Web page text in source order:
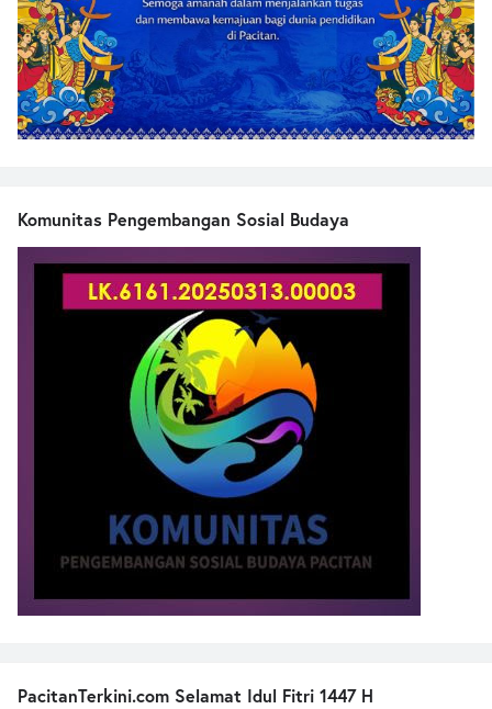
Komunitas Pengembangan Sosial Budaya
PacitanTerkini.com Selamat Idul Fitri 1447 H